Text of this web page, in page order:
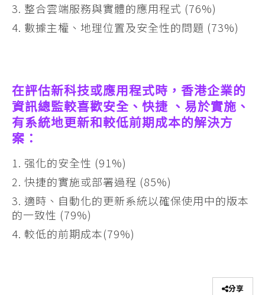
整合雲端服務與實體的應用程式 (76%)
數據主權、地理位置及安全性的問題 (73%)
在評估新科技或應用程式時，香港企業的
資訊總監較喜歡安全、快捷 、易於實施、
有系統地更新和較低前期成本的解決方
案：
强化的安全性 (91%)
快捷的實施或部署過程 (85%)
適時、自動化的更新系統以確保使用中的版本
的一致性 (79%)
較低的前期成本(79%)
分享